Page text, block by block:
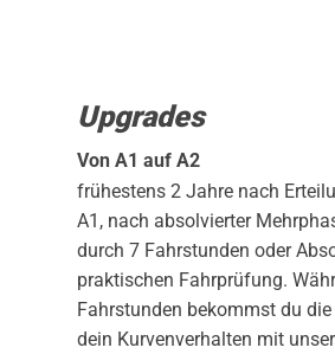
Upgrades
Von A1 auf A2
frühestens 2 Jahre nach
A1, nach absolvierter
durch 7 Fahrstunden oder
praktischen Fahrprüfung.
Fahrstunden bekommst du
dein Kurvenverhalten mit